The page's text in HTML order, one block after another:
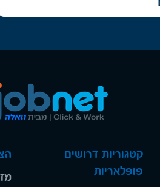
קטגוריות דרושים
פופלאריות